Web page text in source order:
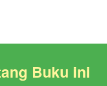
Buku ini